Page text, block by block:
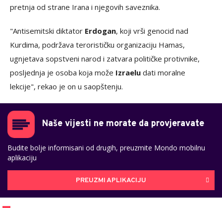
pretnja od strane Irana i njegovih saveznika.
"Antisemitski diktator Erdogan, koji vrši genocid nad
Kurdima, podržava terorističku organizaciju Hamas,
ugnjetava sopstveni narod i zatvara političke protivnike,
posljednja je osoba koja može Izraelu dati moralne
lekcije", rekao je on u saopštenju.
Naše vijesti ne morate da provjeravate
Budite bolje informisani od drugih, preuzmite Mondo mobilnu
aplikaciju
PREUZMI APLIKACIJU